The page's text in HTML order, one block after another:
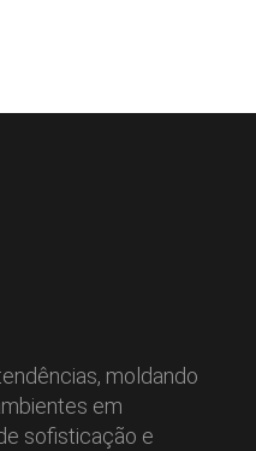
moldando
em
sofisticação e